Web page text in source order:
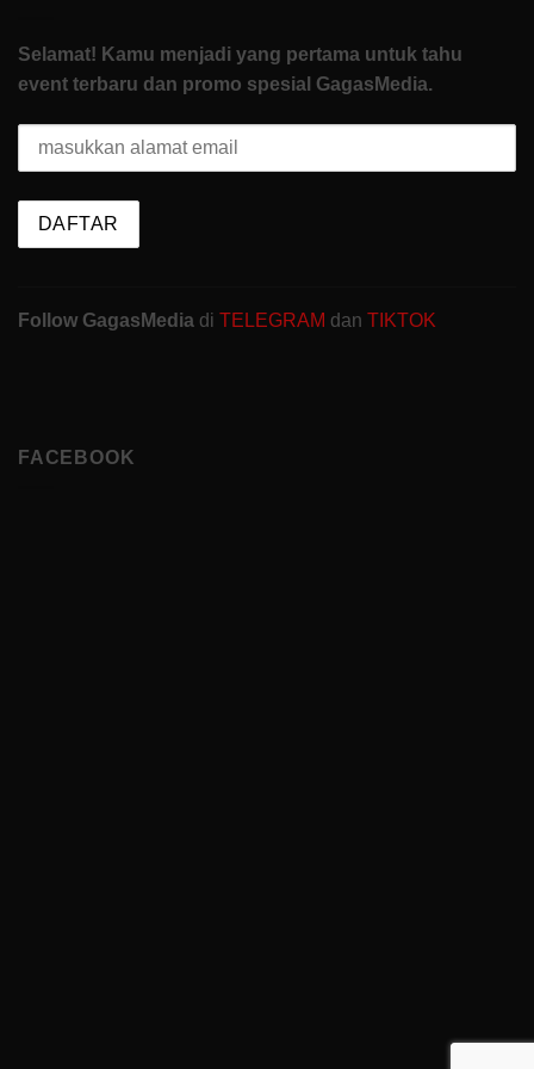
Selamat! Kamu menjadi yang pertama untuk tahu
event terbaru dan promo spesial GagasMedia.
Follow GagasMedia di TELEGRAM dan TIKTOK
FACEBOOK